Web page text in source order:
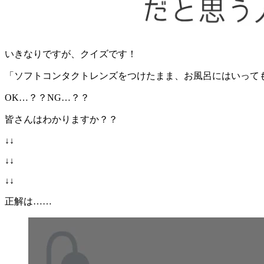
いきなりですが、クイズです！
「ソフトコンタクトレンズをつけたまま、お風呂にはいっ
OK…？？NG…？？
皆さんはわかりますか？？
↓↓
↓↓
↓↓
正解は……